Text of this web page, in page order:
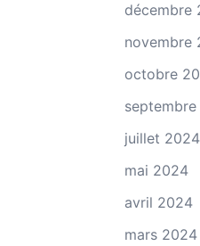
décembre
novembre
octobre
juillet 2024
mai 2024
avril 2024
mars 2024